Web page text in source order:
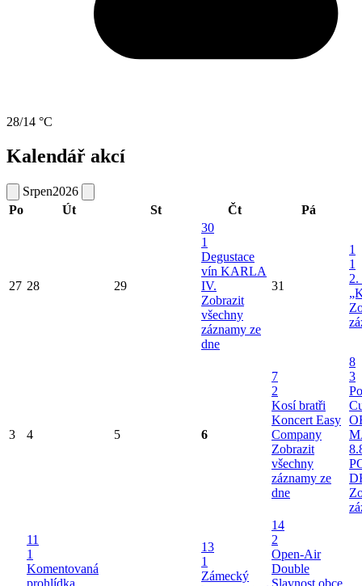
28/14 °C
Kalendář akcí
Srpen2026
Po
Út St Čt Pá
27 28 29
30
1
Degustace
vín KARLA
IV.
Zobrazit
všechny
záznamy ze
dne
31
1
1
2.
3 4 5 6
7
2
Kosí bratři
Koncert Easy
Company
Zobrazit
všechny
záznamy ze
dne
8
3
11
1
Komentovaná
13
1
Zámecký
14
2
Open-Air
Double